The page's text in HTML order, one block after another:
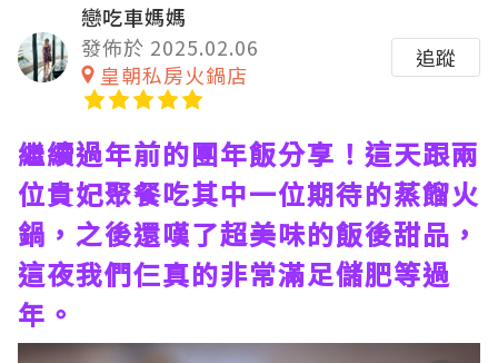
戀吃車媽媽
發佈於 2025.02.06
皇朝私房火鍋店
追蹤
繼續過年前的團年飯分享！這天跟兩
位貴妃聚餐吃其中一位期待的蒸餾火
鍋，之後還嘆了超美味的飯後甜品，
這夜我們仨真的非常滿足儲肥等過
年。